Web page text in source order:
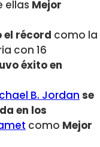
ellas Mejor
el récord como la
con 16
éxito en
B. Jordan se
en los
como Mejor